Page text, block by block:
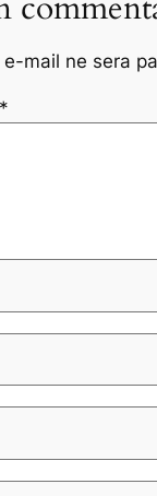
mail ne sera
*